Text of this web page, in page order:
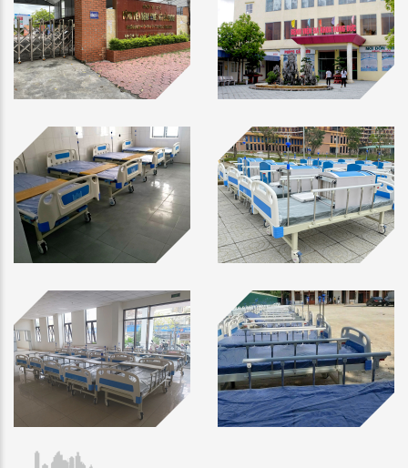
dùng có một cảm giác thoải mái nhất mà không
gây khó chịu hay đau nhức khi ngồi xe.
Xe lăn dành cho người già
Sản phẩm: Xe lăn Osada XL-39, xe lăn điện
Osada XL-E55,...
người bệnh khó đi lại di chuyển dễ dàng. Phù hợp
với người còn sức khỏe có thể sử dụng tay để tự
lái xe lăn trong không gian vừa như gia đình, khu
phố. Đây cũng thường được biết đến như một loại
xe lăn dành cho người khuyết tật rất tốt bởi tính
tiện dụng của nó.
Thương hiệu: Osada Nhật Bản
Sản phẩm: xe lăn có bô vệ sinh Osada XL-7, xe
lăn có bô Osada XL-8
Đặc điểm: Xe lăn có bô cho người già là loại xe
lăn tay y tế được trang bị thêm bô vệ sinh ngay
dưới ghế ngồi giúp người già và người bệnh có
thể đi vệ sinh ngay tại xe. Đây là điểm tạo nên sự
khác biệt của xe lăn có bô vệ sinh với xe lăn tay
thường. Loại xe lăn có bô vệ sinh này thường
được dùng cho người già ốm yếu, người bệnh